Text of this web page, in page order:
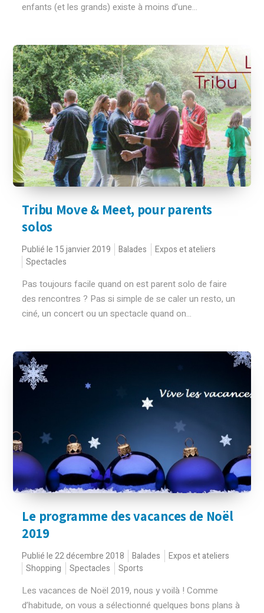
enfants (et les grands) existe à moins d’une...
Tribu Move & Meet, pour parents
solos
Publié le 15 janvier 2019 Balades
Expos et ateliers
Spectacles
Pas toujours facile quand on est parent solo de faire
des rencontres ? Pas si simple de se caler un resto, un
ciné, un concert ou un spectacle quand on...
Le programme des vacances de Noël
2019
Publié le 22 décembre 2018 Balades
Expos et ateliers
Shopping
Spectacles Sports
Les vacances de Noël 2019, nous y voilà ! Comme
d’habitude, on vous a sélectionné quelques bons plans à